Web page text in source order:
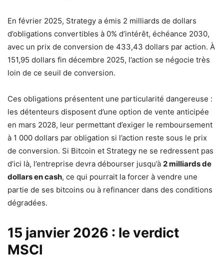
En février 2025, Strategy a émis 2 milliards de dollars
d’obligations convertibles à 0% d’intérêt, échéance 2030,
avec un prix de conversion de 433,43 dollars par action. À
151,95 dollars fin décembre 2025, l’action se négocie très
loin de ce seuil de conversion.
Ces obligations présentent une particularité dangereuse :
les détenteurs disposent d’une option de vente anticipée
en mars 2028, leur permettant d’exiger le remboursement
à 1 000 dollars par obligation si l’action reste sous le prix
de conversion. Si Bitcoin et Strategy ne se redressent pas
d’ici là, l’entreprise devra débourser jusqu’à 2 milliards de
dollars en cash, ce qui pourrait la forcer à vendre une
partie de ses bitcoins ou à refinancer dans des conditions
dégradées.
15 janvier 2026 : le verdict
MSCI